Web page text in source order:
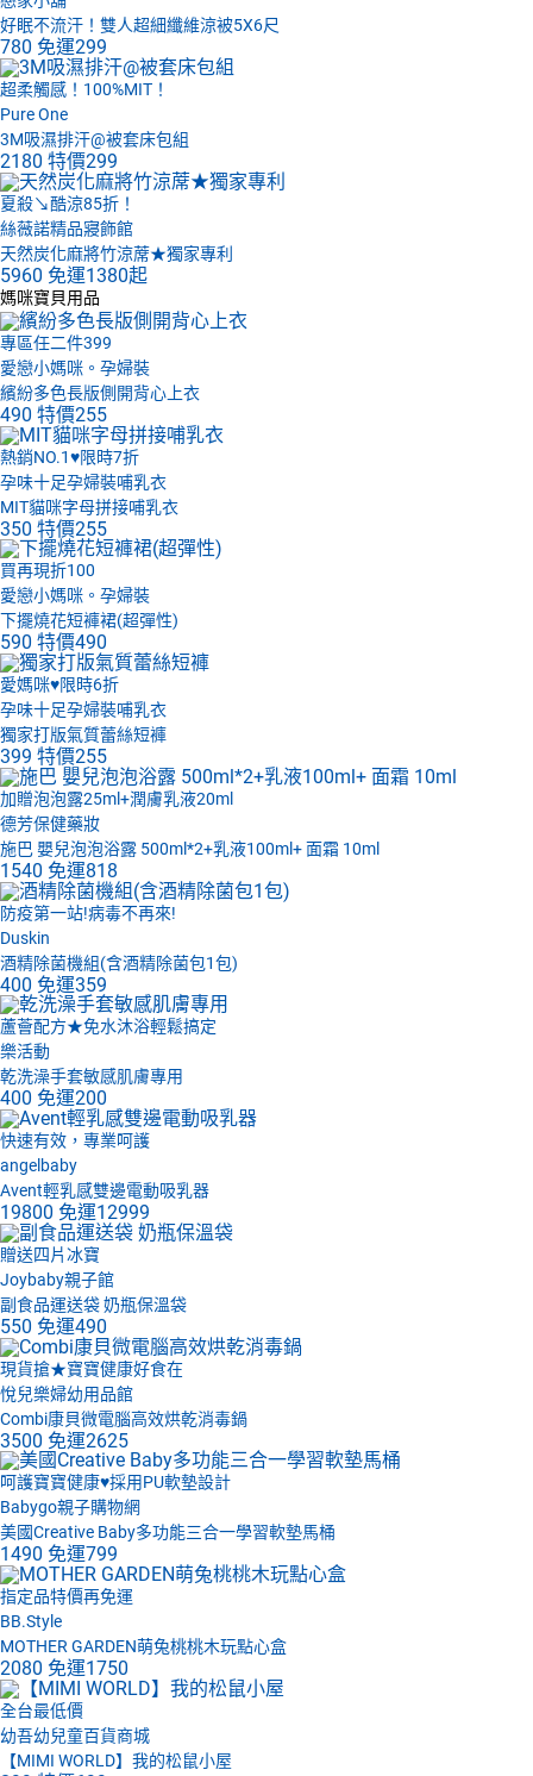
好眠不流汗！雙人超細纖維涼被5X6尺
780 免運299
超柔觸感！100%MIT！
Pure One
3M吸濕排汗@被套床包組
2180 特價299
夏殺↘酷涼85折！
絲薇諾精品寢飾館
天然炭化麻將竹涼蓆★獨家專利
5960 免運1380起
媽咪寶貝用品
專區任二件399
愛戀小媽咪。孕婦裝
繽紛多色長版側開背心上衣
490 特價255
熱銷NO.1♥限時7折
孕味十足孕婦裝哺乳衣
MIT貓咪字母拼接哺乳衣
350 特價255
買再現折100
愛戀小媽咪。孕婦裝
下擺燒花短褲裙(超彈性)
590 特價490
愛媽咪♥限時6折
孕味十足孕婦裝哺乳衣
獨家打版氣質蕾絲短褲
399 特價255
加贈泡泡露25ml+潤膚乳液20ml
德芳保健藥妝
施巴 嬰兒泡泡浴露 500ml*2+乳液100ml+ 面霜 10ml
1540 免運818
防疫第一站!病毒不再來!
Duskin
酒精除菌機組(含酒精除菌包1包)
400 免運359
蘆薈配方★免水沐浴輕鬆搞定
樂活動
乾洗澡手套敏感肌膚專用
400 免運200
快速有效，專業呵護
angelbaby
Avent輕乳感雙邊電動吸乳器
19800 免運12999
贈送四片冰寶
Joybaby親子館
副食品運送袋 奶瓶保溫袋
550 免運490
現貨搶★寶寶健康好食在
悅兒樂婦幼用品館
Combi康貝微電腦高效烘乾消毒鍋
3500 免運2625
呵護寶寶健康♥採用PU軟墊設計
Babygo親子購物網
美國Creative Baby多功能三合一學習軟墊馬桶
1490 免運799
指定品特價再免運
BB.Style
MOTHER GARDEN萌兔桃桃木玩點心盒
2080 免運1750
全台最低價
幼吾幼兒童百貨商城
【MIMI WORLD】我的松鼠小屋